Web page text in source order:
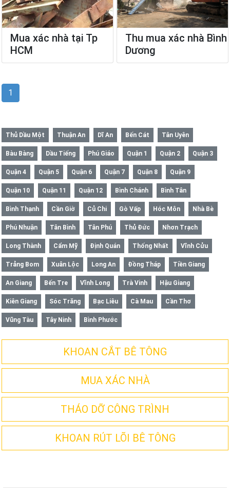
Mua xác nhà tại Tp
HCM
Thu mua xác nhà Bình
Dương
1
Thủ Dầu Một Thuận An Dĩ An Bến Cát Tân Uyên
Bàu Bàng Dầu Tiếng Phú Giáo Quận 1 Quận 2 Quận 3
Quận 4 Quận 5 Quận 6 Quận 7 Quận 8 Quận 9
Quận 10 Quận 11 Quận 12 Bình Chánh Bình Tân
Bình Thạnh Cần Giờ Củ Chi Gò Vấp Hóc Môn Nhà Bè
Phú Nhuận Tân Bình Tân Phú Thủ Đức Nhơn Trạch
Long Thành Cẩm Mỹ Định Quán Thống Nhất Vĩnh Cửu
Trảng Bom Xuân Lộc Long An Đồng Tháp Tiền Giang
An Giang Bến Tre Vĩnh Long Trà Vinh Hậu Giang
Kiên Giang Sóc Trăng Bạc Liêu Cà Mau Cần Thơ
Vũng Tàu Tây Ninh Bình Phước
KHOAN CẮT BÊ TÔNG
MUA XÁC NHÀ
THÁO DỠ CÔNG TRÌNH
KHOAN RÚT LÕI BÊ TÔNG